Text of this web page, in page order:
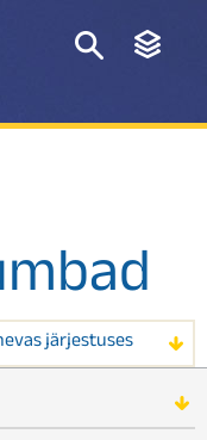
järjestuses